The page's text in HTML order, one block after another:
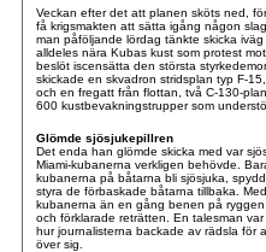
Veckan efter det att planen sköts ned,
få krigsmakten att sätta igång någon
man påföljande lördag tänkte skicka
alldeles nära Kubas kust som protest
beslöt iscensätta den största
skickade en skvadron stridsplan typ F-
och en fregatt från flottan, två C-130-
600 kustbevakningstrupper som
Glömde sjösjukepillren
Det enda han glömde skicka med var
Miami-kubanerna verkligen behövde.
kubanerna på båtarna bli sjösjuka,
styra de förbaskade båtarna tillbaka.
kubanerna än en gång benen på
och förklarade reträtten. En talesman
hur journalisterna backade av rädsla för
över sig.